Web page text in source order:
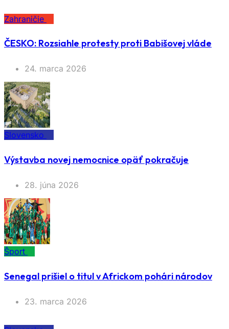
Zahraničie
ČESKO: Rozsiahle protesty proti Babišovej vláde
24. marca 2026
Slovensko
Výstavba novej nemocnice opäť pokračuje
28. júna 2026
Šport
Senegal prišiel o titul v Africkom pohári národov
23. marca 2026